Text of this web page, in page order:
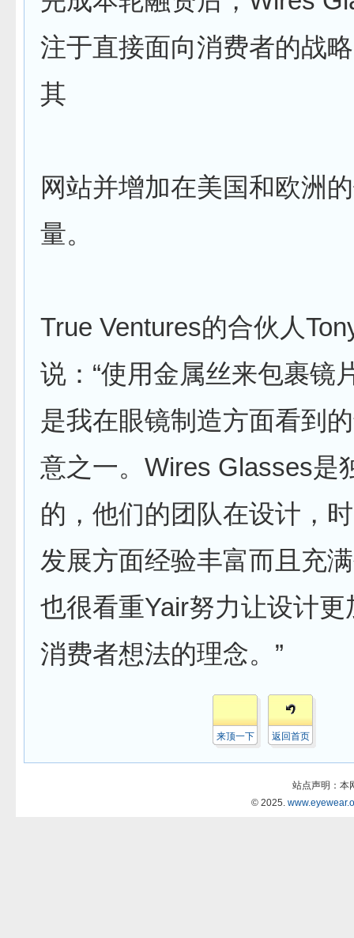
注于直接面向消费者的战
其
网站并增加在美国和欧洲
量。
True Ventures的合伙人
说：“使用金属丝来包裹镜
是我在眼镜制造方面看到
意之一。Wires Glasses是
的，他们的团队在设计，
发展方面经验丰富而且充
也很看重Yair努力让设计
消费者想法的理念。”
来顶一下 返回首页
站点声明：本
© 2025.